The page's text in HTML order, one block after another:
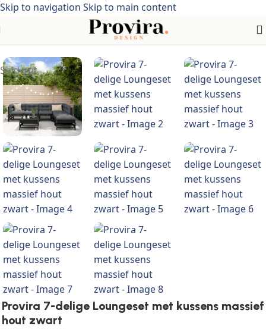
Skip to navigation Skip to main content
Meubelen > tuinmeubelen > tuinsets > 7-delige
Sold out
Provira 7-delige Loungeset met kussens massief
hout zwart